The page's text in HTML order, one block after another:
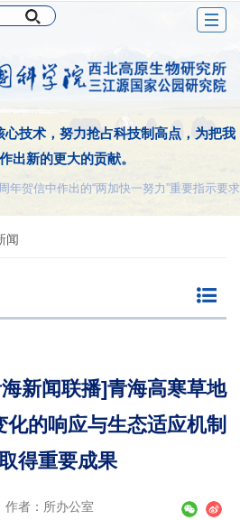
技术，努力抢占科技制高点，为把我
出新的更大的贡献。
贺信中作出的“两加快一努力”重要指示要求
闻
海新闻联播]青海高寒草地
的响应与生态适应机制
得重要成果
作者：所办公室